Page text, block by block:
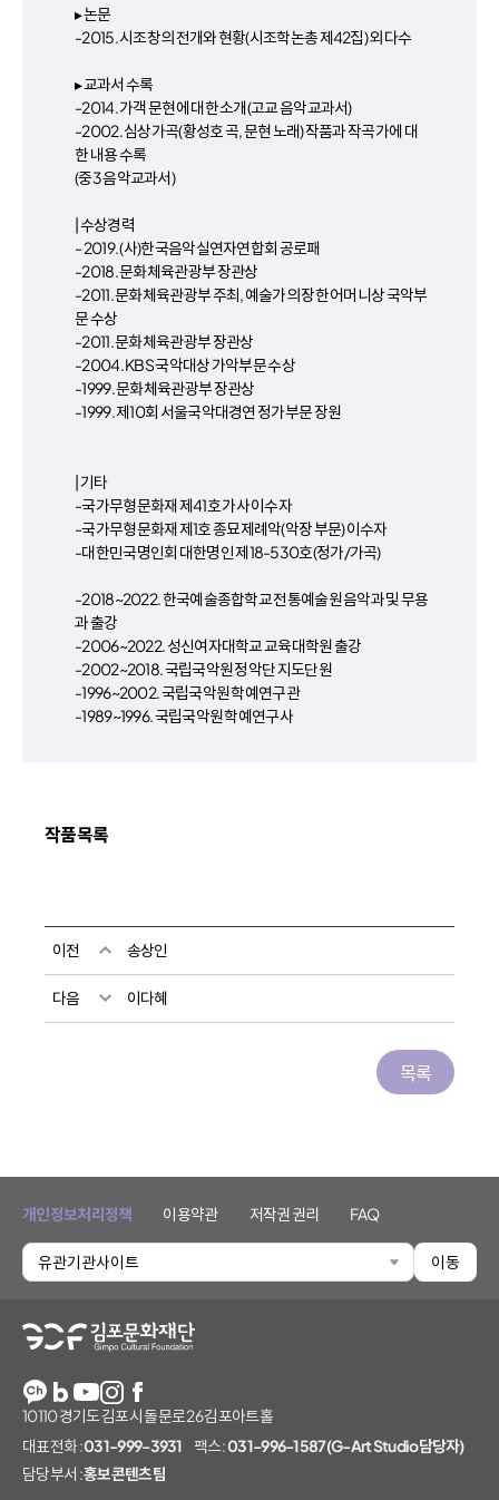
▸ 논문
-2015. 시조창의 전개와 현황(시조학논총 제42집) 외 다수
▸ 교과서 수록
-2014. 가객 문현에 대한 소개(고교 음악교과서)
-2002. 심상가곡(황성호 곡, 문현 노래) 작품과 작곡가에 대
한 내용 수록
(중3 음악교과서)
| 수상경력
- 2019. (사)한국음악실연자연합회 공로패
-2018. 문화체육관광부 장관상
-2011. 문화체육관광부 주최, 예술가의 장한 어머니상 국악부
문 수상
-2011. 문화체육관광부 장관상
-2004. KBS 국악대상 가악부문 수상
-1999. 문화체육관광부 장관상
-1999. 제10회 서울국악대경연 정가부문 장원
| 기타
-국가무형문화재 제41호 가사 이수자
-국가무형문화재 제1호 종묘제례악(악장 부문) 이수자
-대한민국명인회 대한명인 제18-530호(정가/가곡)
-2018~2022. 한국예술종합학교 전통예술원 음악과 및 무용
과 출강
-2006~2022. 성신여자대학교 교육대학원 출강
-2002~2018. 국립국악원 정악단 지도단원
-1996~2002. 국립국악원 학예연구관
-1989~1996. 국립국악원 학예연구사
작품목록
이전 송상인
다음 이다혜
목록
개인정보처리정책 이용약관 저작권 권리 FAQ
유관기관사이트 이동
10110 경기도 김포시 돌문로 26 김포아트홀
대표전화 :031-999-3931 팩스 :031-996-1587(G-Art Studio담당자)
담당부서 :홍보콘텐츠팀